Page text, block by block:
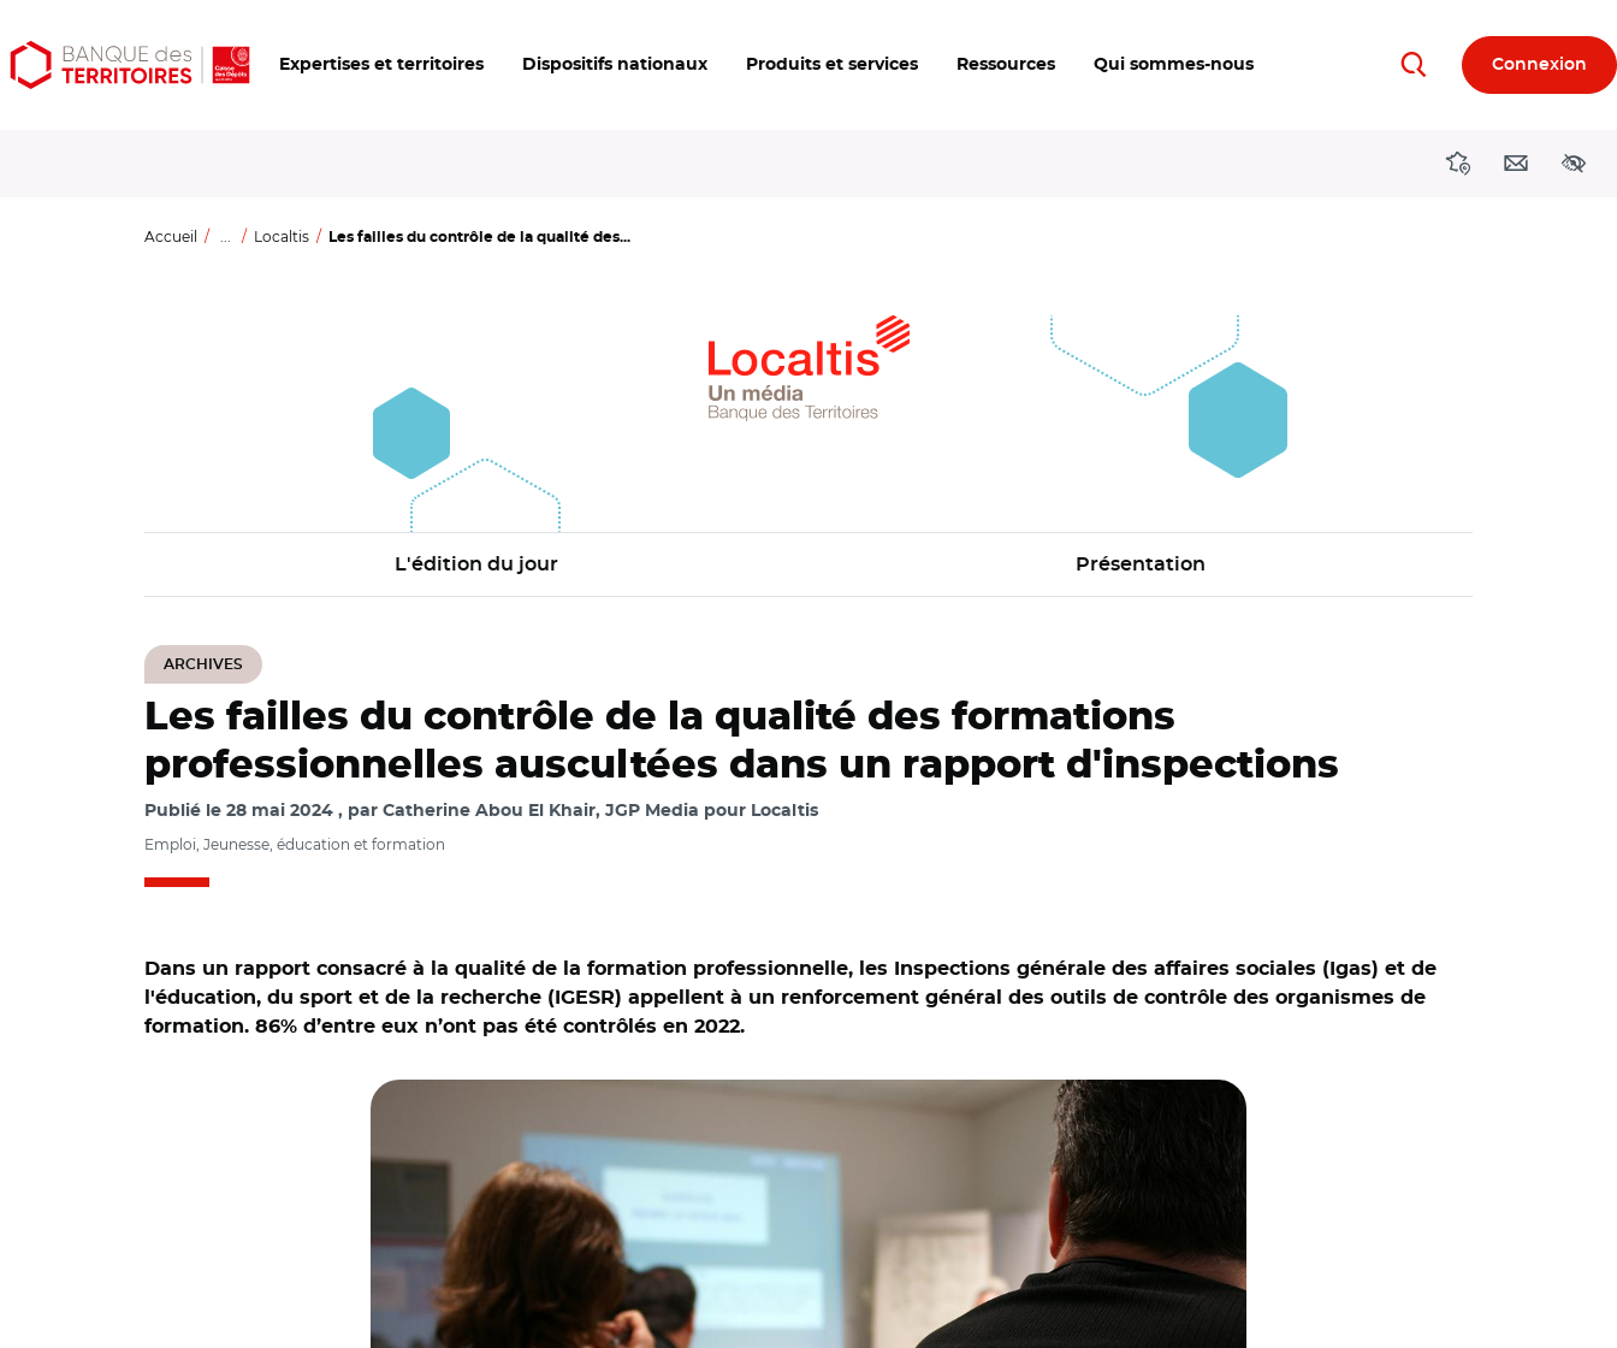
Aller
au
Aller
au
Ouvrir
les
Expertises et territoires Dispositifs nationaux Produits et services Ressources Qui sommes-nous RechercherConnexion
DirectionsContact
Accueil ... Localtis Les failles du contrôle de la qualité des...
L'édition du jour Présentation
ARCHIVES
Les failles du contrôle de la qualité des formations
professionnelles auscultées dans un rapport d'inspections
Publié le 28 mai 2024 par Catherine Abou El Khair, JGP Media pour Localtis
Emploi, Jeunesse, éducation et formation
Dans un rapport consacré à la qualité de la formation professionnelle, les Inspections générale des affaires sociales (Igas) et de
l'éducation, du sport et de la recherche (IGESR) appellent à un renforcement général des outils de contrôle des organismes de
formation. 86% d’entre eux n’ont pas été contrôlés en 2022.